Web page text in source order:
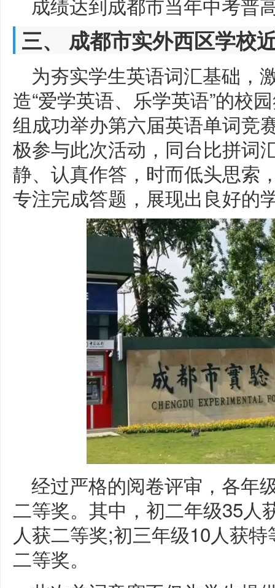
三、 成都市实外西区学校
为夯实学生英语词汇基础，
造“爱学英语、乐学英语”的校
组成功举办第六届英语单词竞
极参与此次活动，同台比拼词
静、认真作答，时而低头思索
专注完成答题，展现出良好的
经过严格的阅卷评审，各年
二等奖。其中，初二年级35人
人获二等奖;初三年级10人获
二等奖。